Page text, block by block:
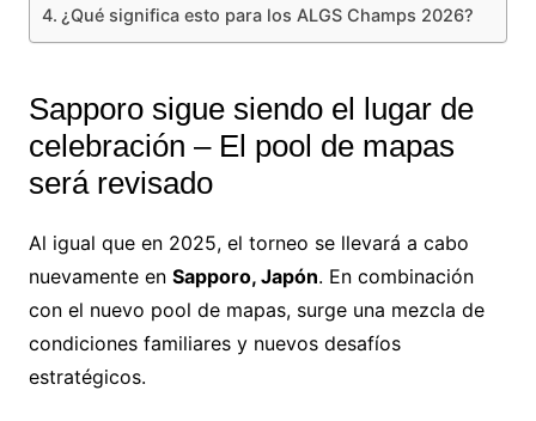
¿Qué significa esto para los ALGS Champs 2026?
Sapporo sigue siendo el lugar de
celebración – El pool de mapas
será revisado
Al igual que en 2025, el torneo se llevará a cabo
nuevamente en Sapporo, Japón. En combinación
con el nuevo pool de mapas, surge una mezcla de
condiciones familiares y nuevos desafíos
estratégicos.